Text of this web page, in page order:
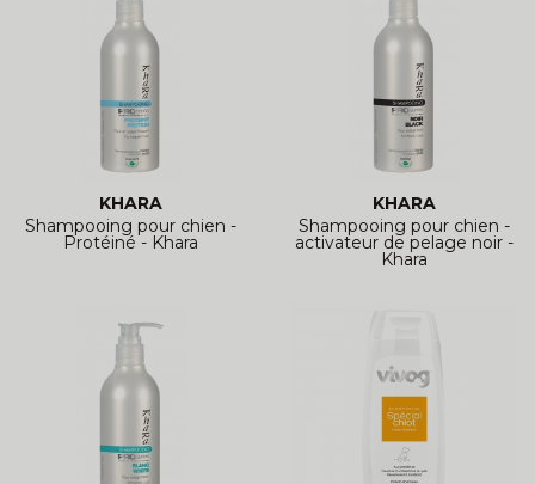
KHARA
Shampooing pour chien -
Protéiné - Khara
KHARA
Shampooing pour chien -
activateur de pelage noir -
Khara